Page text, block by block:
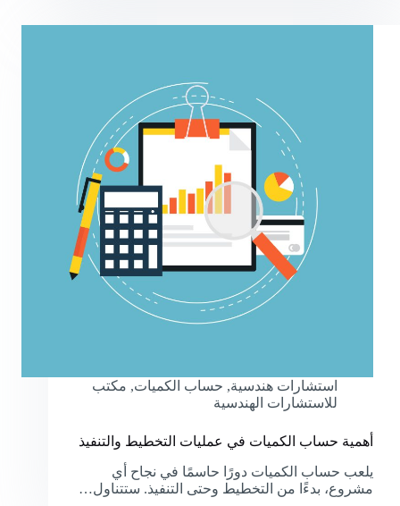
استشارات هندسية, حساب الكميات, مكتب
للاستشارات الهندسية
أهمية حساب الكميات في عمليات التخطيط والتنفيذ
يلعب حساب الكميات دورًا حاسمًا في نجاح أي
مشروع، بدءًا من التخطيط وحتى التنفيذ. ستتناول…